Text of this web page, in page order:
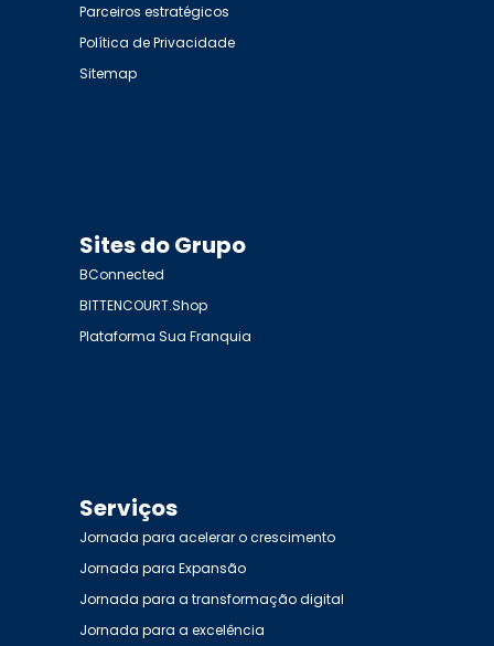
Parceiros estratégicos
Política de Privacidade
Sitemap
Sites do Grupo
BConnected
BITTENCOURT.Shop
Plataforma Sua Franquia
Serviços
Jornada para acelerar o crescimento
Jornada para Expansão
Jornada para a transformação digital
Jornada para a excelência